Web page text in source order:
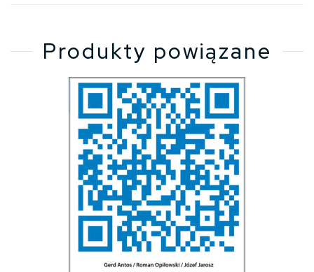
Produkty powiązane